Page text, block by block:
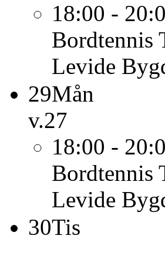
18:00 -
Bordtennis
Levide
29Mån
v.27
18:00 -
Bordtennis
Levide
30Tis